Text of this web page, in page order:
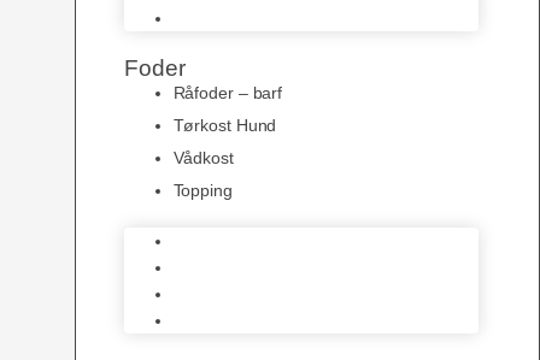
Foder
Råfoder – barf
Tørkost Hund
Vådkost
Topping